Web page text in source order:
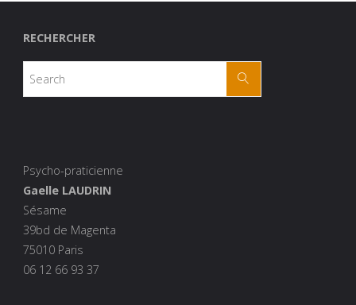
RECHERCHER
Psycho-praticienne
Gaelle LAUDRIN
Sésame
39bd de Magenta
75010 Paris
06 12 66 93 37